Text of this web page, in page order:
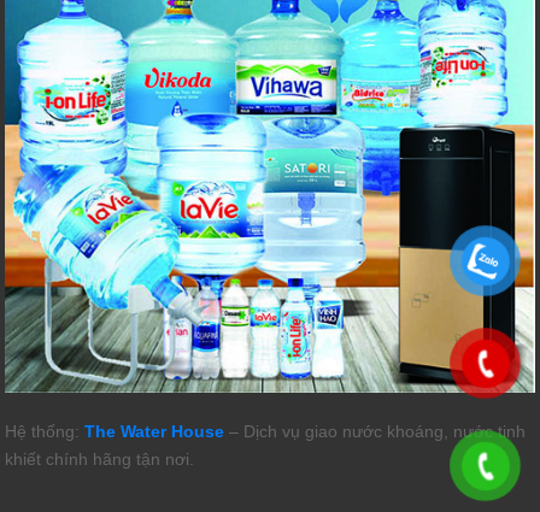
Hệ thống:The Water House – Dịch vụ giao nước khoáng, nước tinh
khiết chính hãng tận nơi.